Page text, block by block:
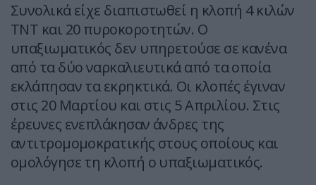
Συνολικά είχε διαπιστωθεί η κλοπή 4 κιλών
ΤΝΤ και 20 πυροκοροτητών. Ο
υπαξιωματικός δεν υπηρετούσε σε κανένα
από τα δύο ναρκαλιευτικά από τα οποία
εκλάπησαν τα εκρηκτικά. Οι κλοπές έγιναν
στις 20 Μαρτίου και στις 5 Απριλίου. Στις
έρευνες ενεπλάκησαν άνδρες της
αντιτρομομοκρατικής στους οποίους και
ομολόγησε τη κλοπή ο υπαξιωματικός.